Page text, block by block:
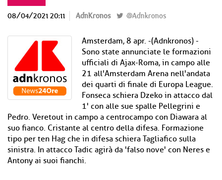
08/04/2021 20:11 AdnKronos @Adnkronos
Amsterdam, 8 apr. -(Adnkronos) -
Sono state annunciate le formazioni
ufficiali di Ajax-Roma, in campo alle
21 all'Amsterdam Arena nell'andata
dei quarti di finale di Europa League.
Fonseca schiera Dzeko in attacco dal
1' con alle sue spalle Pellegrini e
Pedro. Veretout in campo a centrocampo con Diawara al
suo fianco. Cristante al centro della difesa. Formazione
tipo per ten Hag che in difesa schiera Tagliafico sulla
sinistra. In attacco Tadic agirà da 'falso nove' con Neres e
Antony ai suoi fianchi.